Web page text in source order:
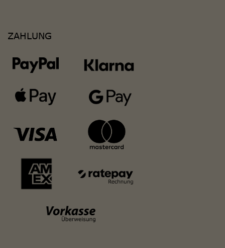
ZAHLUNG